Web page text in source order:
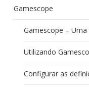
Gamescope
Gamescope – Uma
Utilizando
Configurar as